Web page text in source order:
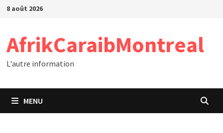
Passer
8 août 2026
AfrikCaraibMontreal
L'autre information
MENU